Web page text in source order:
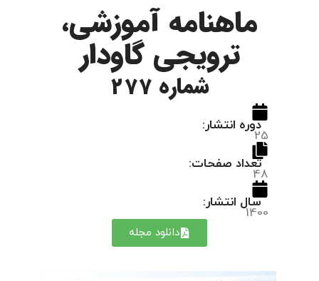
ماهنامه آموزشی،
ترویجی گاودار
شماره 277
دوره انتشار:
25
تعداد صفحات:
48
سال انتشار:
1400
دانلود مجله